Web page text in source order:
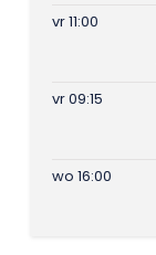
vr 11:00
vr 09:15
wo 16:00